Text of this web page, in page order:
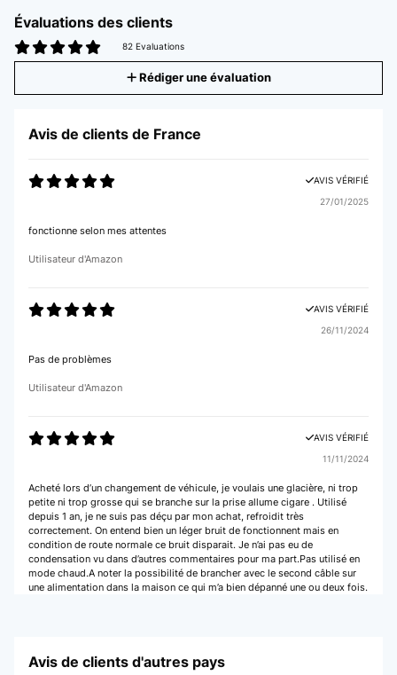
Évaluations des clients
82 Evaluations
Rédiger une évaluation
Avis de clients de France
AVIS VÉRIFIÉ
27/01/2025
fonctionne selon mes attentes
Utilisateur d'Amazon
AVIS VÉRIFIÉ
26/11/2024
Pas de problèmes
Utilisateur d'Amazon
AVIS VÉRIFIÉ
11/11/2024
Acheté lors d’un changement de véhicule, je voulais une glacière, ni trop
petite ni trop grosse qui se branche sur la prise allume cigare . Utilisé
depuis 1 an, je ne suis pas déçu par mon achat, refroidit très
correctement. On entend bien un léger bruit de fonctionnent mais en
condition de route normale ce bruit disparait. Je n’ai pas eu de
condensation vu dans d’autres commentaires pour ma part.Pas utilisé en
mode chaud.A noter la possibilité de brancher avec le second câble sur
une alimentation dans la maison ce qui m’a bien dépanné une ou deux fois.
Avis de clients d'autres pays